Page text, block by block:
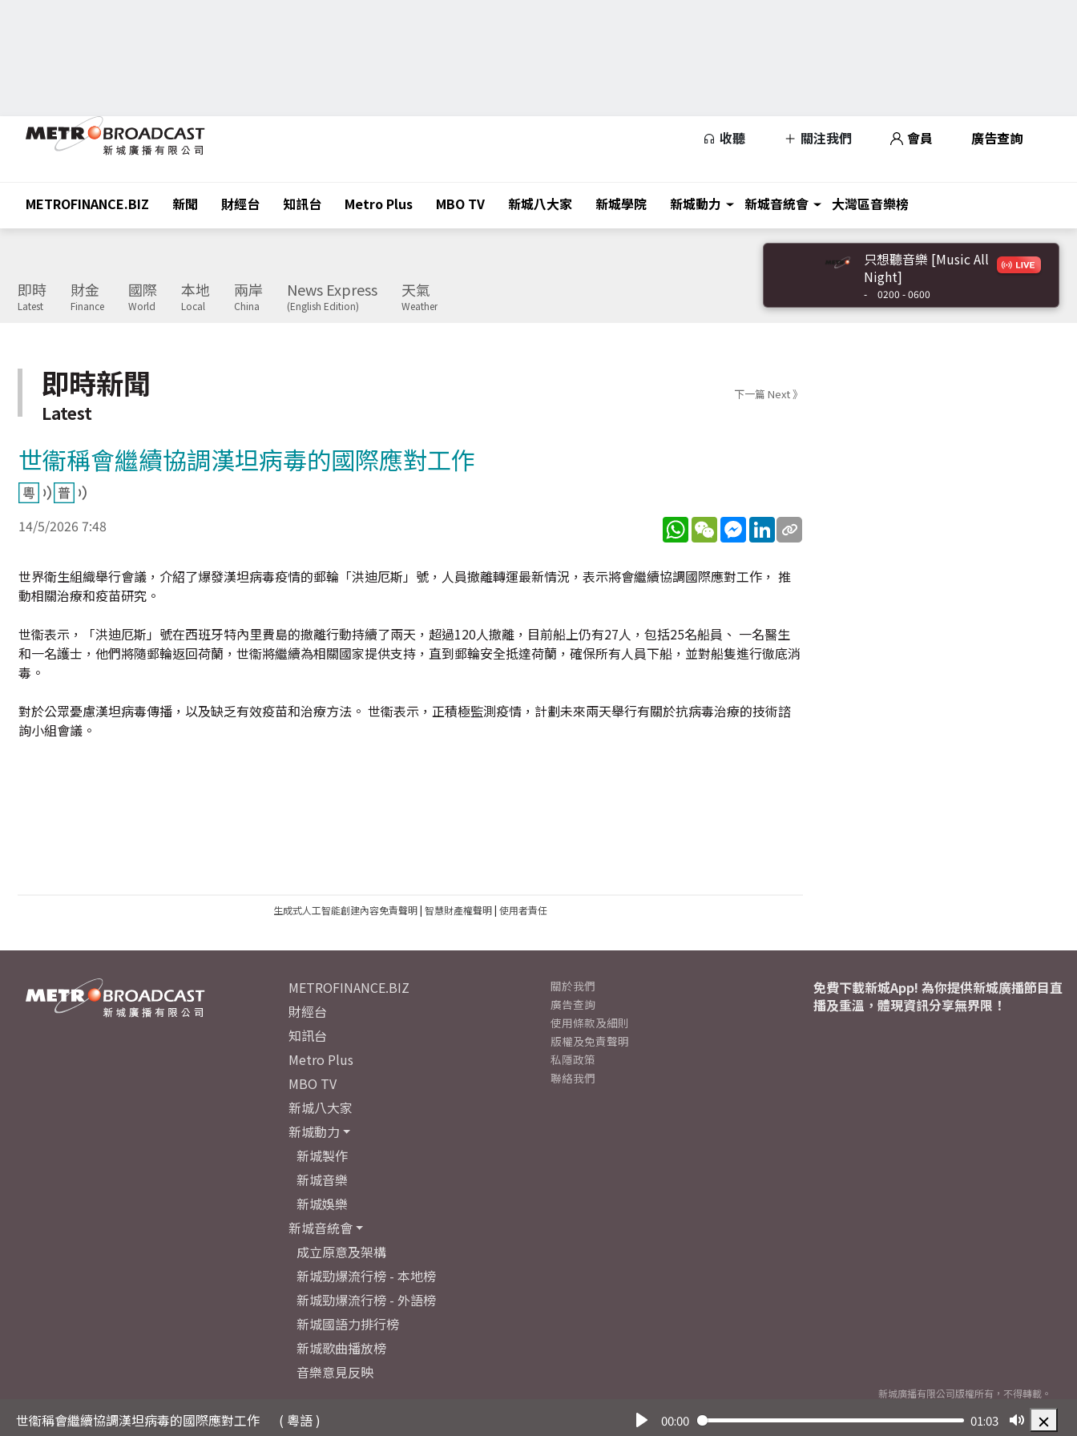
收聽 關注我們 會員 廣告查詢
METROFINANCE.BIZ 新聞 財經台 知訊台 Metro Plus MBO TV 新城八大家 新城學院 新城動力 新城音統會 大灣區音樂榜
即時
Latest
財金
Finance
國際
World
本地
Local
兩岸
China
News Express
(English Edition)
天氣
Weather
只想聽音樂 [Music All
Night]
- 0200 - 0600
即時新聞
Latest
下一篇 Next 》
世衞稱會繼續協調漢坦病毒的國際應對工作
14/5/2026 7:48 WhatsApp
WeChatMessenger
LinkedIn
世界衛生組織舉行會議，介紹了爆發漢坦病毒疫情的郵輪「洪迪厄斯」號，人員撤離轉運最新情況，表示將會繼續協調國際應對工作， 推
動相關治療和疫苗研究。
世衞表示，「洪迪厄斯」號在西班牙特內里費島的撤離行動持續了兩天，超過120人撤離，目前船上仍有27人，包括25名船員、 一名醫生
和一名護士，他們將隨郵輪返回荷蘭，世衞將繼續為相關國家提供支持，直到郵輪安全抵達荷蘭，確保所有人員下船，並對船隻進行徹底消
毒。
對於公眾憂慮漢坦病毒傳播，以及缺乏有效疫苗和治療方法。 世衞表示，正積極監測疫情，計劃未來兩天舉行有關於抗病毒治療的技術諮
詢小組會議。
生成式人工智能創建內容免責聲明| 智慧財產權聲明| 使用者責任
世衞稱會繼續協調漢坦病毒的國際應對工作
( 粵語 )
00:00 01:03
METROFINANCE.BIZ
財經台
知訊台
Metro Plus
MBO TV
新城八大家
新城動力
新城製作
新城音樂
新城娛樂
新城音統會
成立原意及架構
新城勁爆流行榜 - 本地榜
新城勁爆流行榜 - 外語榜
新城國語力排行榜
新城歌曲播放榜
音樂意見反映
關於我們
廣告查詢
使用條款及細則
版權及免責聲明
私隱政策
聯絡我們
免費下載新城App! 為你提供新城廣播節目直
播及重溫，體現資訊分享無界限！
新城廣播有限公司版權所有，不得轉載。
2026© Metro Broadcast Corporation Limited. All rights reserved.